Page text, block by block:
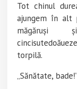
Tot chinul
ajungem în alt
torpilă.
„Sănătate, bade!”